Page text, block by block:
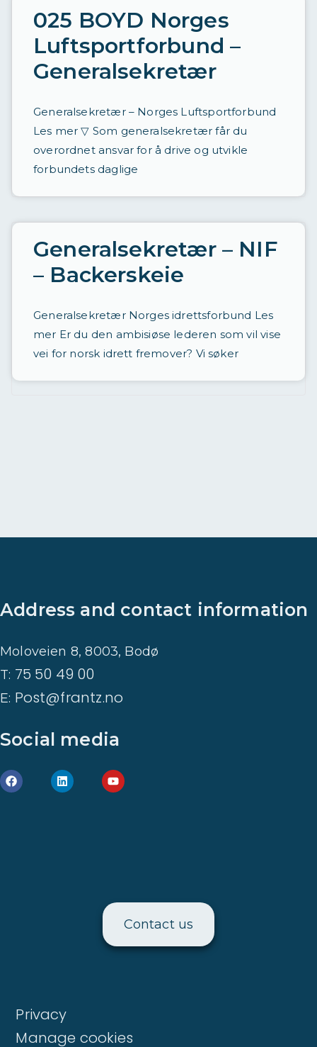
025 BOYD Norges
Luftsportforbund –
Generalsekretær
Generalsekretær – Norges Luftsportforbund
Les mer ▽ Som generalsekretær får du
overordnet ansvar for å drive og utvikle
forbundets daglige
Generalsekretær – NIF
– Backerskeie
Generalsekretær Norges idrettsforbund Les
mer Er du den ambisiøse lederen som vil vise
vei for norsk idrett fremover? Vi søker
Address and contact information
Moloveien 8, 8003, Bodø
T: 75 50 49 00
E: Post@frantz.no
Social media
Contact us
Privacy
Manage cookies